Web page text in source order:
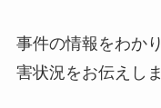
事件の情報をわか
害状況をお伝えしま